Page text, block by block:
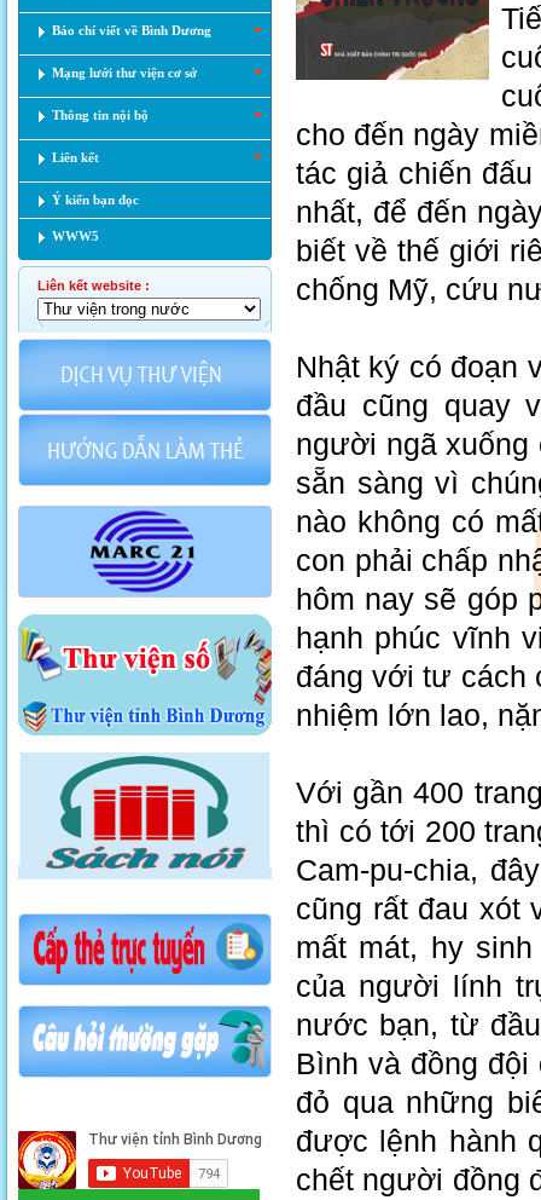
Báo chí viết về Bình Dương
Mạng lưới thư viện cơ sở
Thông tin nội bộ
Liên kết
Ý kiến bạn đọc
WWW5
Liên kết website :
cho đến ngày
tác giả chiến
nhất, để đến
biết về thế giới
chống Mỹ, cứu
Nhật ký có đoạn
đầu cũng quay
người ngã
sẵn sàng vì
nào không có
con phải chấp
hôm nay sẽ góp
hạnh phúc vĩnh
đáng với tư cách
nhiệm lớn lao,
Với gần 400
thì có tới 200
Cam-pu-chia,
cũng rất đau xót
mất mát, hy
của người lính
nước bạn, từ
Bình và đồng đội
đỏ qua những
được lệnh hành
chết người đồng